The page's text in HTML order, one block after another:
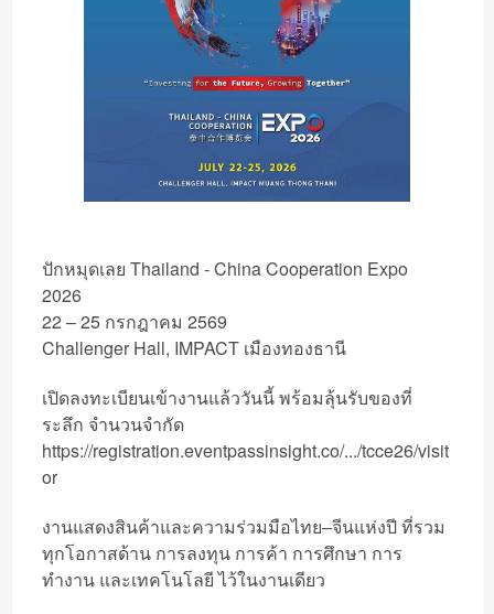
ปักหมุดเลย Thailand - China Cooperation Expo
2026
22 – 25 กรกฎาคม 2569
Challenger Hall, IMPACT เมืองทองธานี
เปิดลงทะเบียนเข้างานแล้ววันนี้ พร้อมลุ้นรับของที่
ระลึก จำนวนจำกัด
https://registration.eventpassinsight.co/.../tcce26/visit
or
งานแสดงสินค้าและความร่วมมือไทย–จีนแห่งปี ที่รวม
ทุกโอกาสด้าน การลงทุน การค้า การศึกษา การ
ทำงาน และเทคโนโลยี ไว้ในงานเดียว